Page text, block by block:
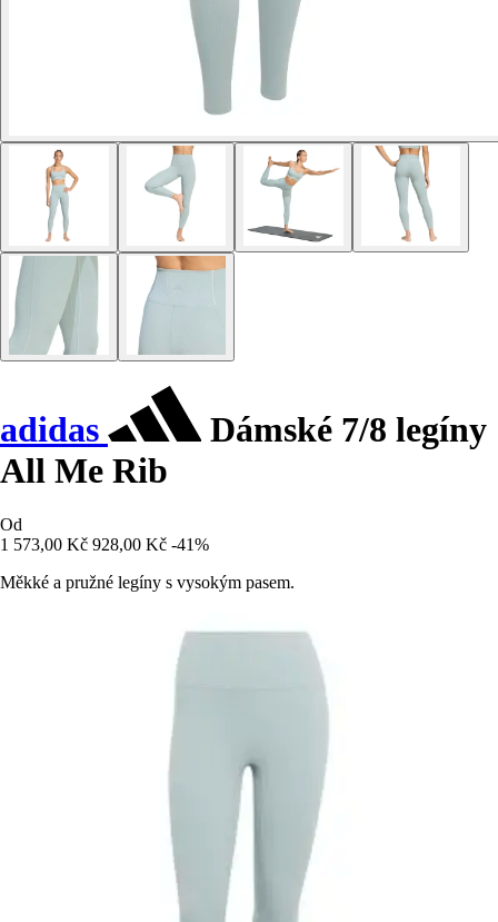
adidas
Dámské 7/8 legíny
All Me Rib
Od
1 573,00 Kč 928,00 Kč -41%
Měkké a pružné legíny s vysokým pasem.